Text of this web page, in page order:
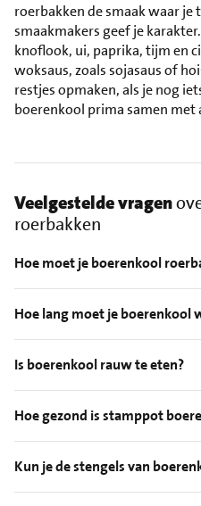
roerbakken de smaak waar
smaakmakers geef je
knoflook, ui, paprika, tijm en
woksaus, zoals sojasaus of
restjes opmaken, als je nog
boerenkool prima samen
Veelgestelde vragen
roerbakken
Hoe moet je boerenkool
Hoe lang moet je boerenkool
Is boerenkool rauw te eten?
Hoe gezond is stamppot
Kun je de stengels van